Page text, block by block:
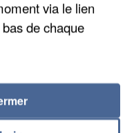
via le lien
de chaque